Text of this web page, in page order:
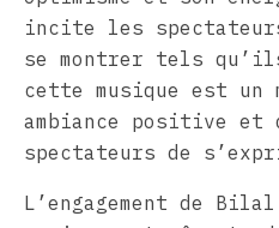
incite les
se montrer tels
cette musique est un
ambiance positive et
spectateurs de
L’engagement de